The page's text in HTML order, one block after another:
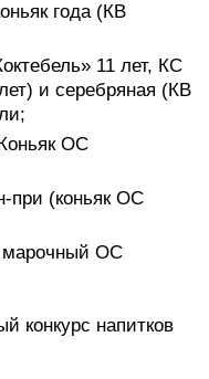
года (КВ
11 лет, КС
и серебряная (КВ
ОС
при (коньяк ОС
марочный ОС
конкурс напитков